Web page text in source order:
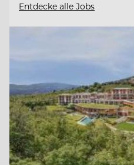
Entdecke alle Jobs